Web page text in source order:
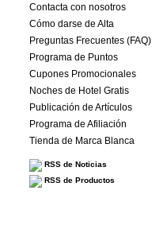
Contacta con nosotros
Cómo darse de Alta
Preguntas Frecuentes (FAQ)
Programa de Puntos
Cupones Promocionales
Noches de Hotel Gratis
Publicación de Artículos
Programa de Afiliación
Tienda de Marca Blanca
RSS de Noticias
RSS de Productos